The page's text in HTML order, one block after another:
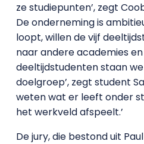
ze studiepunten’, zegt
De onderneming is
loopt, willen de vijf
naar andere academies en
deeltijdstudenten staan
doelgroep’, zegt student
weten wat er leeft onder
het werkveld afspeelt.’
De jury, die bestond uit